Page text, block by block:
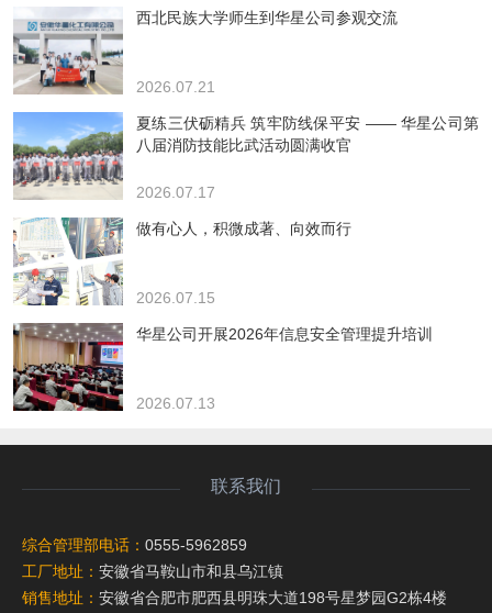
西北民族大学师生到华星公司参观交流
2026.07.21
夏练三伏砺精兵 筑牢防线保平安 —— 华星公司第
八届消防技能比武活动圆满收官
2026.07.17
做有心人，积微成著、向效而行
2026.07.15
华星公司开展2026年信息安全管理提升培训
2026.07.13
联系我们
综合管理部电话： 0555-5962859
工厂地址： 安徽省马鞍山市和县乌江镇
销售地址： 安徽省合肥市肥西县明珠大道198号星梦园G2栋4楼